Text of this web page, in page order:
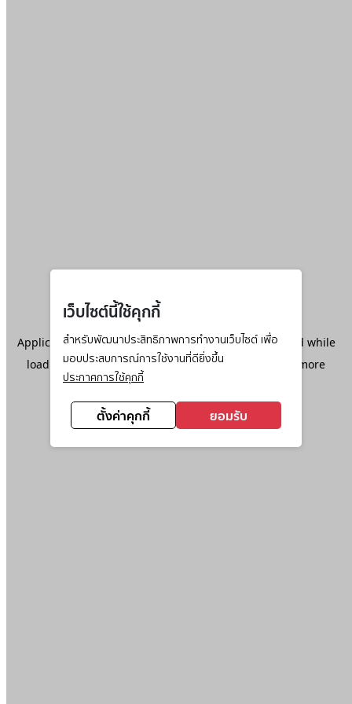
เว็บไซต์นี้ใช้คุกกี้
สำหรับพัฒนาประสิทธิภาพการทำงานเว็บไซต์ เพื่อ
มอบประสบการณ์การใช้งานที่ดียิ่งขึ้น
ประกาศการใช้คุกกี้
ตั้งค่าคุกกี้ ยอมรับ
Application error: aclient-side exception has occurred while
loadingwww.ktc.co.th(see the browser console
for more
information).